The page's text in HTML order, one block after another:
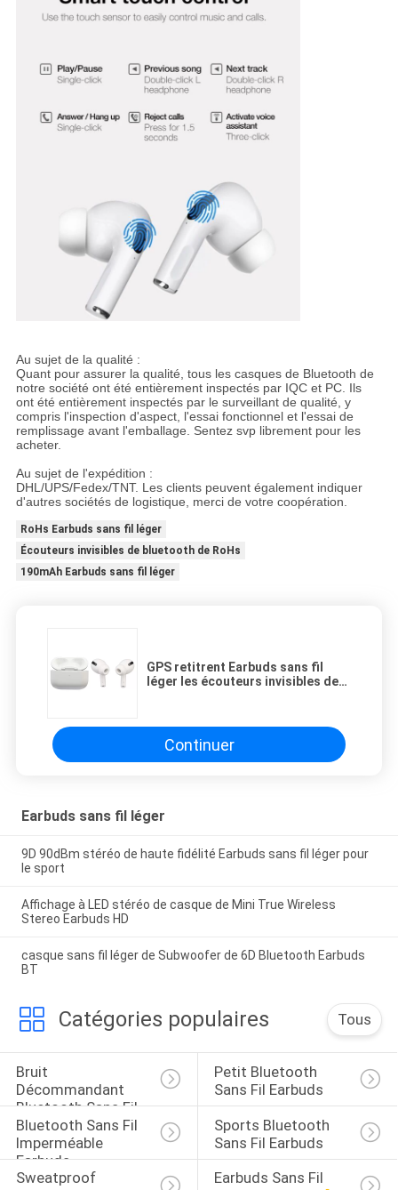
Au sujet de la qualité :
Quant pour assurer la qualité, tous les casques de Bluetooth de
notre société ont été entièrement inspectés par IQC et PC. Ils
ont été entièrement inspectés par le surveillant de qualité, y
compris l'inspection d'aspect, l'essai fonctionnel et l'essai de
remplissage avant l'emballage. Sentez svp librement pour les
acheter.
Au sujet de l'expédition :
DHL/UPS/Fedex/TNT. Les clients peuvent également indiquer
d'autres sociétés de logistique, merci de votre coopération.
RoHs Earbuds sans fil léger
Écouteurs invisibles de bluetooth de RoHs
190mAh Earbuds sans fil léger
GPS retitrent Earbuds sans fil
léger les écouteurs invisibles de
Continuer
Earbuds sans fil léger
9D 90dBm stéréo de haute fidélité Earbuds sans fil léger pour
le sport
Affichage à LED stéréo de casque de Mini True Wireless
Stereo Earbuds HD
casque sans fil léger de Subwoofer de 6D Bluetooth Earbuds
BT
Catégories populaires Tous
Bruit
Décommandant
Bluetooth Sans Fil
Earbuds
Petit Bluetooth
Sans Fil Earbuds
Bluetooth Sans Fil
Imperméable
Earbuds
Sports Bluetooth
Sans Fil Earbuds
Sweatproof
Earbuds Sans Fil